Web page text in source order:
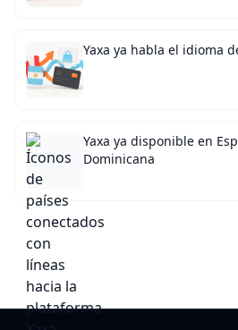
Yaxa ya habla el idioma
Yaxa ya disponible en
Dominicana